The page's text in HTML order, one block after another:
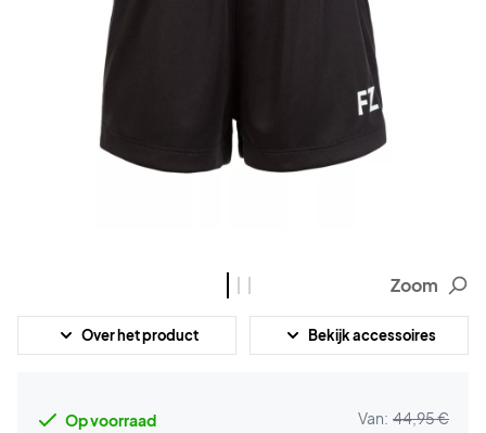
Zoom
Over het product Bekijk accessoires
Op voorraad Van: 44,95 €